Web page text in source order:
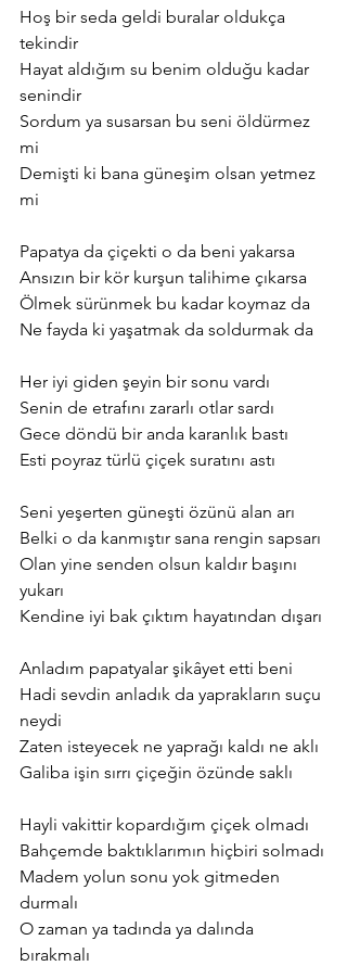
Hoş bir seda geldi buralar oldukça
tekindir
Hayat aldığım su benim olduğu kadar
senindir
Sordum ya susarsan bu seni öldürmez
mi
Demişti ki bana güneşim olsan yetmez
mi
Papatya da çiçekti o da beni yakarsa
Ansızın bir kör kurşun talihime çıkarsa
Ölmek sürünmek bu kadar koymaz da
Ne fayda ki yaşatmak da soldurmak da
Her iyi giden şeyin bir sonu vardı
Senin de etrafını zararlı otlar sardı
Gece döndü bir anda karanlık bastı
Esti poyraz türlü çiçek suratını astı
Seni yeşerten güneşti özünü alan arı
Belki o da kanmıştır sana rengin sapsarı
Olan yine senden olsun kaldır başını
yukarı
Kendine iyi bak çıktım hayatından dışarı
Anladım papatyalar şikâyet etti beni
Hadi sevdin anladık da yaprakların suçu
neydi
Zaten isteyecek ne yaprağı kaldı ne aklı
Galiba işin sırrı çiçeğin özünde saklı
Hayli vakittir kopardığım çiçek olmadı
Bahçemde baktıklarımın hiçbiri solmadı
Madem yolun sonu yok gitmeden
durmalı
O zaman ya tadında ya dalında
bırakmalı